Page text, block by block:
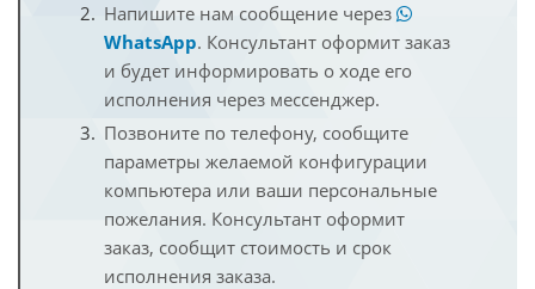
Напишите нам сообщение через
WhatsApp. Консультант оформит заказ
и будет информировать о ходе его
исполнения через мессенджер.
Позвоните по телефону, сообщите
параметры желаемой конфигурации
компьютера или ваши персональные
пожелания. Консультант оформит
заказ, сообщит стоимость и срок
исполнения заказа.